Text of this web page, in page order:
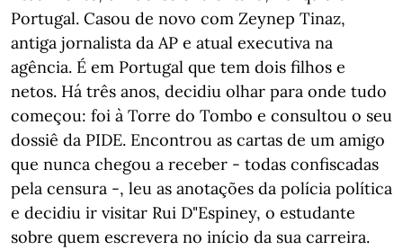
Portugal. Casou de novo com Zeynep Tinaz,
antiga jornalista da AP e atual executiva na
agência. É em Portugal que tem dois filhos e
netos. Há três anos, decidiu olhar para onde tudo
começou: foi à Torre do Tombo e consultou o seu
dossiê da PIDE. Encontrou as cartas de um amigo
que nunca chegou a receber - todas confiscadas
pela censura -, leu as anotações da polícia política
e decidiu ir visitar Rui D"Espiney, o estudante
sobre quem escrevera no início da sua carreira.